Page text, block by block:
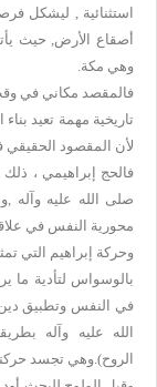
استثنائية , ليشكل
أصقاع الأرض, حيث
وهي مكة.
فالمقصد مكاني في
تاريخية مهمة تعيد
لأن المقصود الحقيقي
فالحج إبراهيمي ، ذلك
صلى الله عليه وآله
محورية النفس في
وحركة إبراهيم التي
بالوسواس لتأدية ما
في النفس وتطبيق
الله عليه وآله
الروح).وهي تجسد